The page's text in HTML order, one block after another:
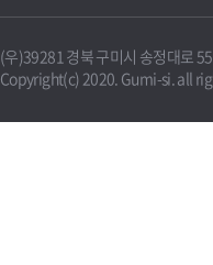
(우)39281 경북 구미시 송정대로
Copyright(c) 2020. Gumi-si. all